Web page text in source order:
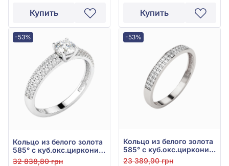
Купить Купить
-53%
Кольцо из белого золота
585° с куб.окс.циркония,
арт. 140440б
32 838,80 грн
-53%
Кольцо из белого золота
585° с куб.окс.циркония,
арт. 140439б
23 389,90 грн